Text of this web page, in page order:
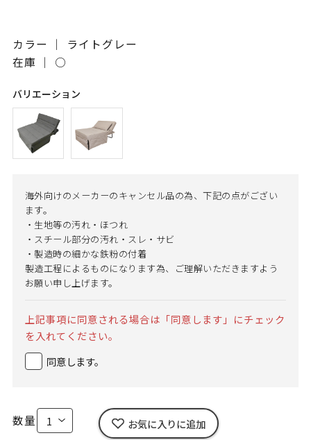
カラー ｜ ライトグレー
在庫 ｜ ○
バリエーション
海外向けのメーカーのキャンセル品の為、下記の点がござい
ます。
・生地等の汚れ・ほつれ
・スチール部分の汚れ・スレ・サビ
・製造時の細かな鉄粉の付着
製造工程によるものになります為、ご理解いただきますよう
お願い申し上げます。
上記事項に同意される場合は「同意します」にチェック
を入れてください。
同意します。
数量 お気に入りに追加